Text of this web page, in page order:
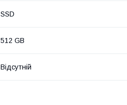
SSD
512 GB
Відсутній